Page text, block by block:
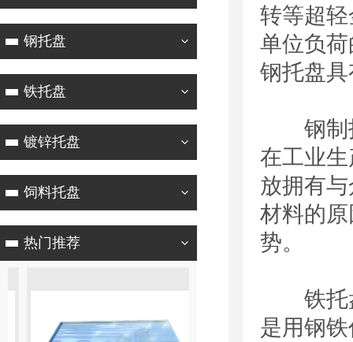
钢托盘
铁托盘
镀锌托盘
饲料托盘
热门推荐
转等超
单位负
钢托盘
钢制托
在工业
放拥有
材料的
势。
铁托盘
是用钢